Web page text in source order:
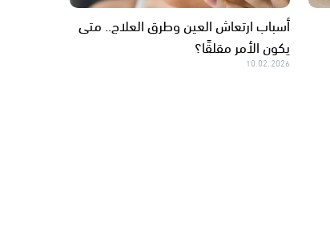
أسباب ارتعاش العين وطرق العلاج.. متى
يكون الأمر مقلقًا؟
10.02.2026